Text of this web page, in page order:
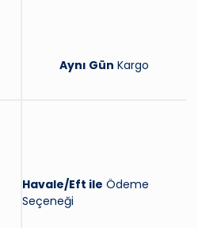
Aynı Gün Kargo
Havale/Eft ile Ödeme
Seçeneği